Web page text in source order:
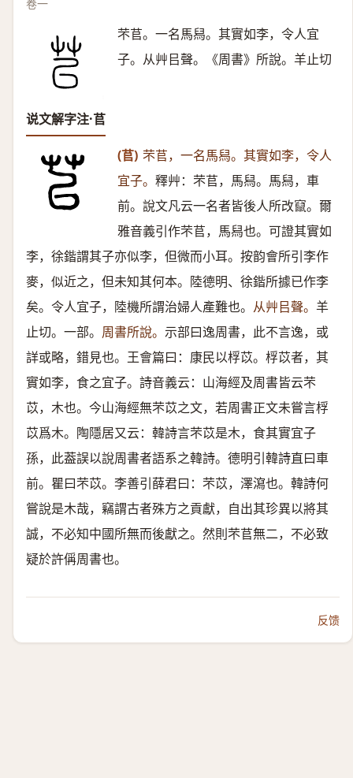
卷一
芣苢。一名馬舄。其實如李，令人宜
子。从艸㠯聲。《周書》所說。羊止切
说文解字注·苢
(苢) 芣苢，一名馬舄。其實如李，令人
宜子。 釋艸：芣苢，馬舄。馬舄，車
前。說文凡云一名者皆後人所改竄。爾
雅音義引作芣苢，馬舄也。可證其實如
李，徐鍇謂其子亦似李，但微而小耳。按韵會所引李作
麥，似近之，但未知其何本。陸德明、徐鍇所據已作李
矣。令人宜子，陸機所謂治婦人產難也。 从艸㠯聲。 羊
止切。一部。 周書所說。 示部曰逸周書，此不言逸，或
詳或略，錯見也。王會篇曰：康民以桴苡。桴苡者，其
實如李，食之宜子。詩音義云：山海經及周書皆云芣
苡，木也。今山海經無芣苡之文，若周書正文未嘗言桴
苡爲木。陶隱居又云：韓詩言芣苡是木，食其實宜子
孫，此葢誤以說周書者語系之韓詩。德明引韓詩直曰車
前。瞿曰芣苡。李善引薛君曰：芣苡，澤瀉也。韓詩何
嘗說是木哉，竊謂古者殊方之貢獻，自出其珍異以將其
誠，不必知中國所無而後獻之。然則芣苢無二，不必致
疑於許偁周書也。
反馈